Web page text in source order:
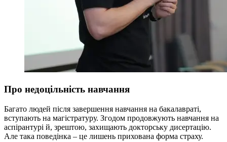
Про недоцільність навчання
Багато людей після завершення навчання на бакалавраті,
вступають на магістратуру. Згодом продовжують навчання на
аспірантурі й, зрештою, захищають докторську дисертацію.
Але така поведінка – це лишень прихована форма страху.